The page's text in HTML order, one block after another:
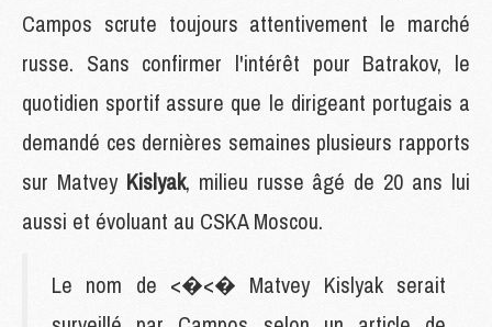
Campos scrute toujours attentivement le marché
russe. Sans confirmer l'intérêt pour Batrakov, le
quotidien sportif assure que le dirigeant portugais a
demandé ces dernières semaines plusieurs rapports
sur Matvey Kislyak, milieu russe âgé de 20 ans lui
aussi et évoluant au CSKA Moscou.
Le nom de <�<� Matvey Kislyak serait